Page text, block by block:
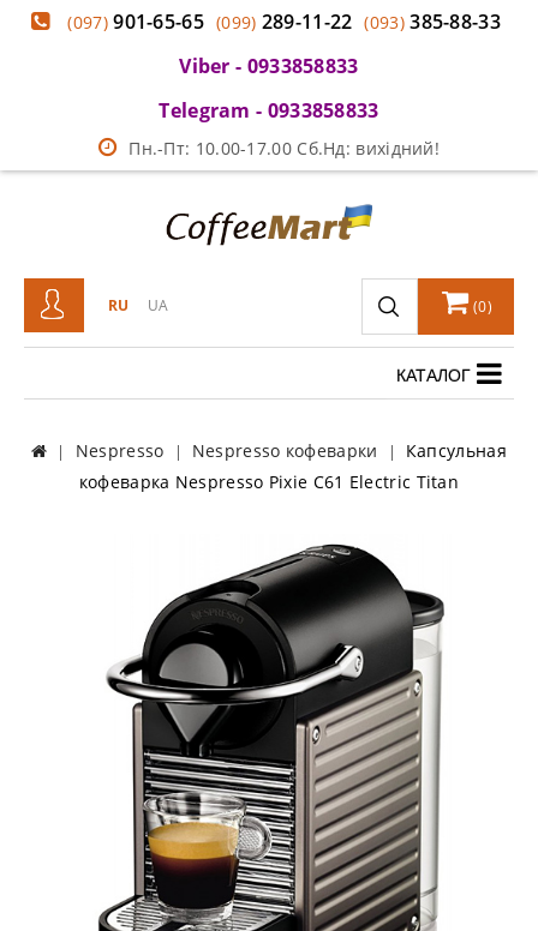
(097)901-65-65 (099) 289-11-22 (093)385-88-33
Viber - 0933858833
Telegram - 0933858833
Пн.-Пт: 10.00-17.00 Сб.Нд: вихідний!
RU UA (0)
КАТАЛОГ
Nespresso Nespresso кофеварки
Капсульная
кофеварка Nespresso Pixie C61 Electric Titan